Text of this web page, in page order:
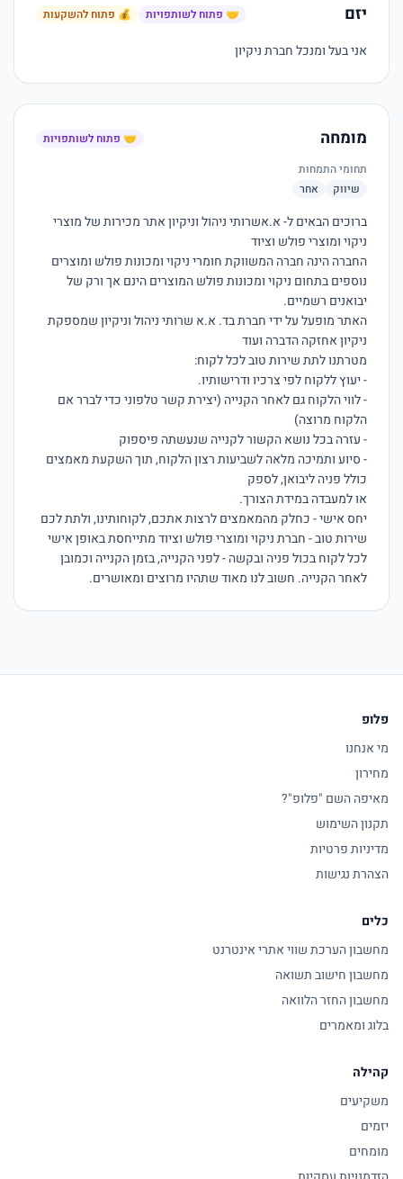
יזם 🤝 פתוח לשותפויות 💰 פתוח להשקעות
אני בעל ומנכל חברת ניקיון
מומחה
🤝 פתוח לשותפויות
תחומי התמחות
שיווק
אחר
לאחר הקנייה. חשוב לנו מאוד שתהיו מרוצים ומאושרים.
פלופ
מי אנחנו
מחירון
מאיפה השם "פלופ"?
תקנון השימוש
מדיניות פרטיות
הצהרת נגישות
כלים
מחשבון הערכת שווי אתרי אינטרנט
מחשבון חישוב תשואה
מחשבון החזר הלוואה
בלוג ומאמרים
קהילה
משקיעים
יזמים
מומחים